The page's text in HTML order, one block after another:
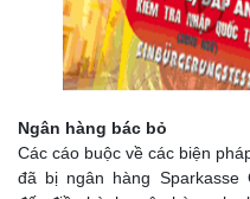
Ngân hàng bác bỏ
Các cáo buộc về các biện
đã bị ngân hàng Sparkasse